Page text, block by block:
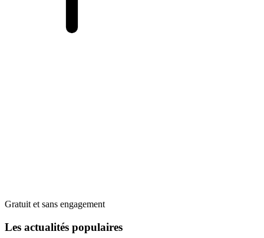
Gratuit et sans engagement
Les actualités populaires